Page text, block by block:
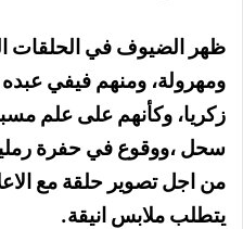
ظهر الضيوف في الحلقات
ومهرولة، ومنهم فيفي عبده
زكريا، وكأنهم على علم
سحل ،ووقوع في حفرة
من اجل تصوير حلقة مع
يتطلب ملابس انيقة.